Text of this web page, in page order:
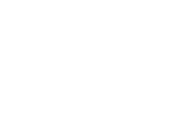
โลยีและศูนย์หุ่นยนต์ นักเรียน
ละบุคลากรทางการศึกษาและลู